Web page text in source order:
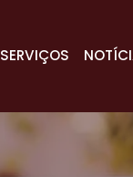
SERVIÇOS